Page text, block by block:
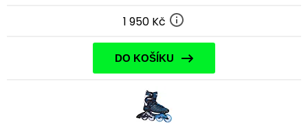
1 950 Kč
DO KOŠÍKU